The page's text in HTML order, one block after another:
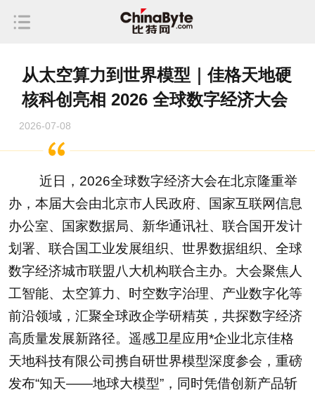
从太空算力到世界模型｜佳格天地硬
核科创亮相 2026 全球数字经济大会
2026-07-08
近日，2026全球数字经济大会在北京隆重举
办，本届大会由北京市人民政府、国家互联网信息
办公室、国家数据局、新华通讯社、联合国开发计
划署、联合国工业发展组织、世界数据组织、全球
数字经济城市联盟八大机构联合主办。大会聚焦人
工智能、太空算力、时空数字治理、产业数字化等
前沿领域，汇聚全球政企学研精英，共探数字经济
高质量发展新路径。遥感卫星应用*企业北京佳格
天地科技有限公司携自研世界模型深度参会，重磅
发布“知天——地球大模型”，同时凭借创新产品斩